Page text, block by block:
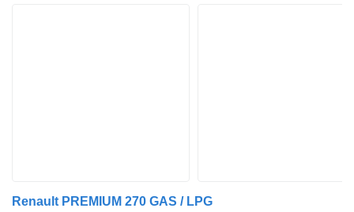
Renault PREMIUM 270 GAS / LPG